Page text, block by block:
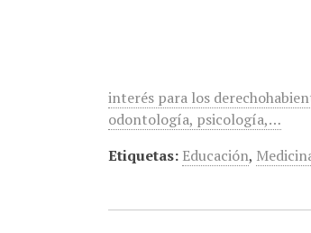
interés para los
odontología, psicología,…
Etiquetas: Educación,